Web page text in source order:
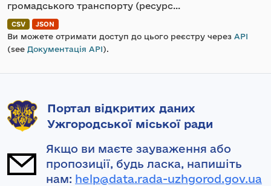
громадського транспорту (ресурс...
CSV JSON
Ви можете отримати доступ до цього реєстру через API
(see Документація API).
Портал відкритих даних
Ужгородської міської ради
Якщо ви маєте зауваження або
пропозиції, будь ласка, напишіть
нам: help@data.rada-uzhgorod.gov.ua